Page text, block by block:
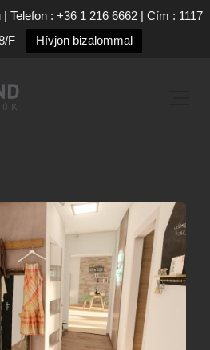
Telefon : +36 1 216 6662 | Cím : 1117
F
Hívjon bizalommal